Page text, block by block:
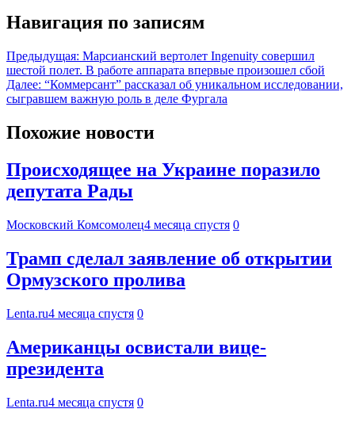
Навигация по записям
Предыдущая: Марсианский вертолет Ingenuity совершил
шестой полет. В работе аппарата впервые произошел сбой
Далее: “Коммерсант” рассказал об уникальном исследовании,
сыгравшем важную роль в деле Фургала
Похожие новости
Происходящее на Украине поразило
депутата Рады
Московский Комсомолец4 месяца спустя 0
Трамп сделал заявление об открытии
Ормузского пролива
Lenta.ru4 месяца спустя 0
Американцы освистали вице-
президента
Lenta.ru4 месяца спустя 0